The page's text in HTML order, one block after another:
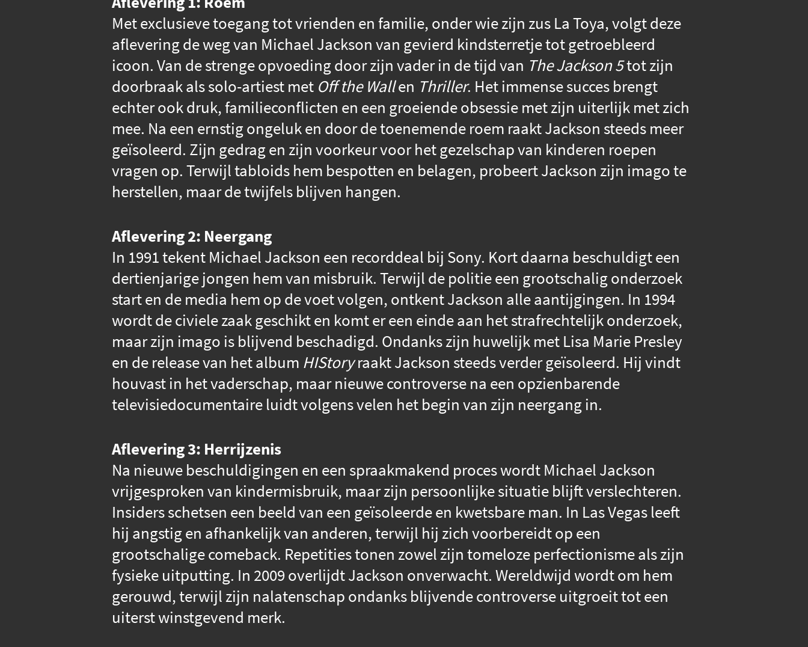
Met exclusieve toegang tot vrienden en familie, onder wie zijn zus La Toya, volgt deze
aflevering de weg van Michael Jackson van gevierd kindsterretje tot getroebleerd
icoon. Van de strenge opvoeding door zijn vader in de tijd van The Jackson 5tot zijn
doorbraak als solo-artiest met Off the Wallen Thriller. Het immense succes brengt
echter ook druk, familieconflicten en een groeiende obsessie met zijn uiterlijk met zich
mee. Na een ernstig ongeluk en door de toenemende roem raakt Jackson steeds meer
geïsoleerd. Zijn gedrag en zijn voorkeur voor het gezelschap van kinderen roepen
vragen op. Terwijl tabloids hem bespotten en belagen, probeert Jackson zijn imago te
herstellen, maar de twijfels blijven hangen.
Aflevering 2: Neergang
In 1991 tekent Michael Jackson een recorddeal bij Sony. Kort daarna beschuldigt een
dertienjarige jongen hem van misbruik. Terwijl de politie een grootschalig onderzoek
start en de media hem op de voet volgen, ontkent Jackson alle aantijgingen. In 1994
wordt de civiele zaak geschikt en komt er een einde aan het strafrechtelijk onderzoek,
maar zijn imago is blijvend beschadigd. Ondanks zijn huwelijk met Lisa Marie Presley
en de release van het album HIStoryraakt Jackson steeds verder geïsoleerd. Hij vindt
houvast in het vaderschap, maar nieuwe controverse na een opzienbarende
televisiedocumentaire luidt volgens velen het begin van zijn neergang in.
Aflevering 3: Herrijzenis
Na nieuwe beschuldigingen en een spraakmakend proces wordt Michael Jackson
vrijgesproken van kindermisbruik, maar zijn persoonlijke situatie blijft verslechteren.
Insiders schetsen een beeld van een geïsoleerde en kwetsbare man. In Las Vegas leeft
hij angstig en afhankelijk van anderen, terwijl hij zich voorbereidt op een
grootschalige comeback. Repetities tonen zowel zijn tomeloze perfectionisme als zijn
fysieke uitputting. In 2009 overlijdt Jackson onverwacht. Wereldwijd wordt om hem
gerouwd, terwijl zijn nalatenschap ondanks blijvende controverse uitgroeit tot een
uiterst winstgevend merk.